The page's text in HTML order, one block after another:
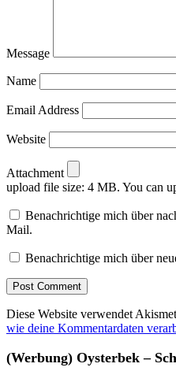
Message
Name
Email Address
Website
Attachment
upload file size: 4 MB. You can
Benachrichtige mich über
Mail.
Benachrichtige mich über
Diese Website verwendet
wie deine Kommentardaten
(Werbung) Oysterbek –